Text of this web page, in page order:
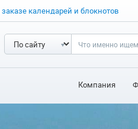
календарей и блокнотов
Компания